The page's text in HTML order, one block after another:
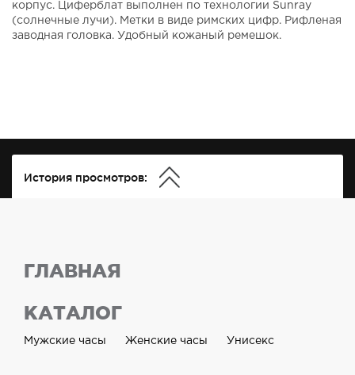
корпус. Циферблат выполнен по технологии Sunray
(солнечные лучи). Метки в виде римских цифр. Рифленая
заводная головка. Удобный кожаный ремешок.
История просмотров:
ГЛАВНАЯ
КАТАЛОГ
Мужские часы Женские часы Унисекс